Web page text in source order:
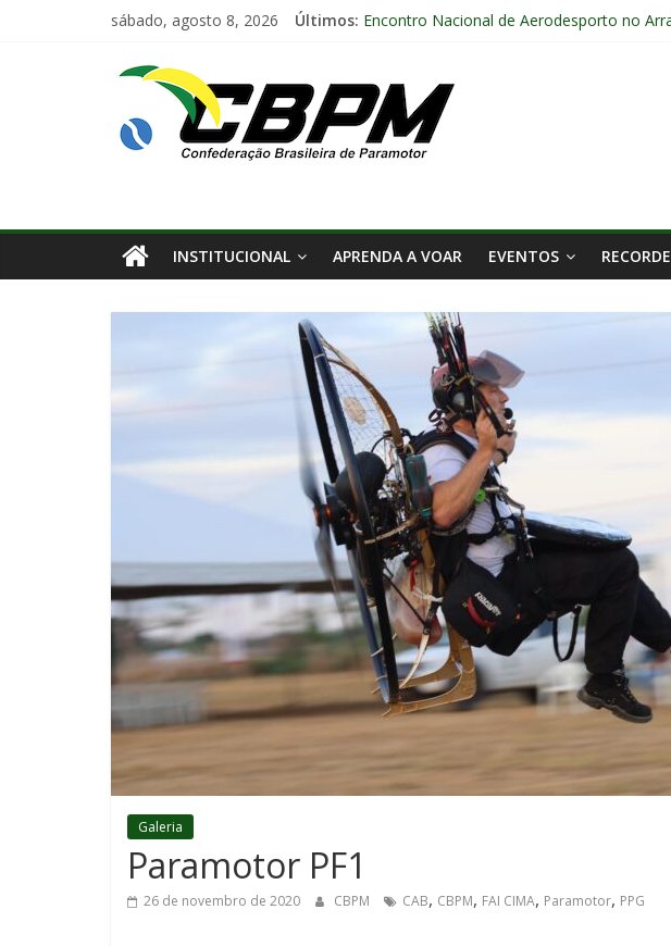
sábado, agosto 8, 2026 Últimos: Encontro Nacional de Aerodesporto no
Decisão Nº 675, 16 anos.
Certificado Piloto Aerodesportista.
INSTITUCIONAL APRENDA A VOAR EVENTOS
Galeria
Paramotor PF1
26 de novembro de 2020 CBPM CAB, CBPM, FAI CIMA, Paramotor, PPG